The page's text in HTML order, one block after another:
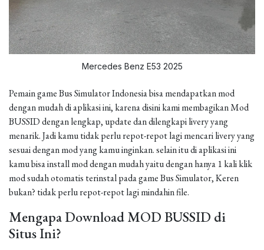
Mercedes Benz E53 2025
Pemain game Bus Simulator Indonesia bisa mendapatkan mod
dengan mudah di aplikasi ini, karena disini kami membagikan Mod
BUSSID dengan lengkap, update dan dilengkapi livery yang
menarik. Jadi kamu tidak perlu repot-repot lagi mencari livery yang
sesuai dengan mod yang kamu inginkan. selain itu di aplikasi ini
kamu bisa install mod dengan mudah yaitu dengan hanya 1 kali klik
mod sudah otomatis terinstal pada game Bus Simulator, Keren
bukan? tidak perlu repot-repot lagi mindahin file.
Mengapa Download MOD BUSSID di
Situs Ini?